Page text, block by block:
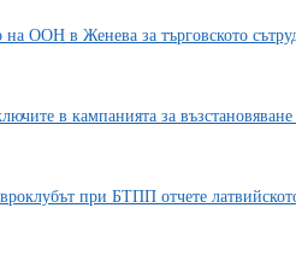
ООН в Женева за търговското
в кампанията за
при БТПП отчете